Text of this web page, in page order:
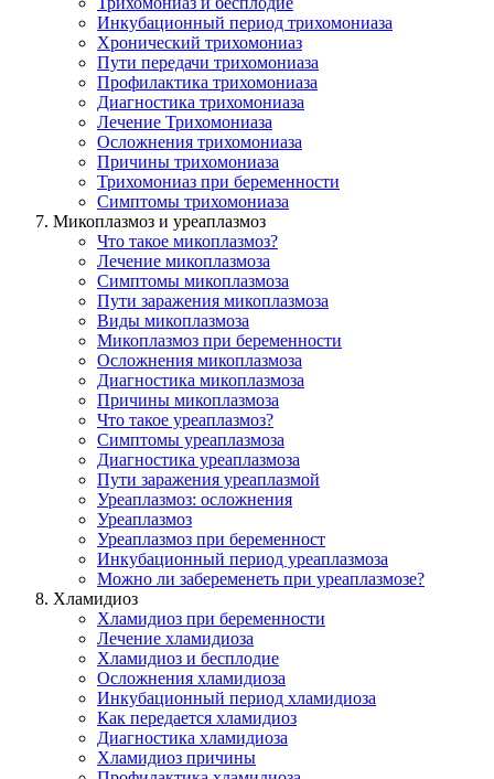
Инкубационный период трихомониазa
Хронический трихомониаз
Пути передачи трихомониазa
Профилактика трихомониазa
Диагностика трихомониазa
Лечение Трихомониаза
Осложнения трихомониаза
Причины трихомониаза
Трихомониаз при беременности
Симптомы трихомониаза
Микоплазмоз и уреаплазмоз
Что такое микоплазмоз?
Лечение микоплазмозa
Симптомы микоплазмозa
Пути заражения микоплазмозa
Виды микоплазмоза
Микоплазмоз при беременности
Осложнения микоплазмоза
Диагностика микоплазмоза
Причины микоплазмоза
Что такое уреаплазмоз?
Симптомы уреаплазмоза
Диагностика уреаплазмоза
Пути заражения уреаплазмой
Уреаплазмоз: осложнения
Уреаплазмоз
Уреаплазмоз при беременност
Инкубационный период уреаплазмоза
Можно ли забеременеть при уреаплазмозе?
Хламидиоз
Хламидиоз при беременности
Лечение хламидиоза
Хламидиоз и бесплодие
Осложнения хламидиоза
Инкубационный период хламидиоза
Как передается хламидиоз
Диагностика хламидиоза
Хламидиоз причины